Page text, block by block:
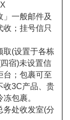
」一般邮件及
收；挂号信只
取(设置于各栋
宿)未设置信
台；包裹可至
收3C产品、贵
包裹。
务处收发室(分